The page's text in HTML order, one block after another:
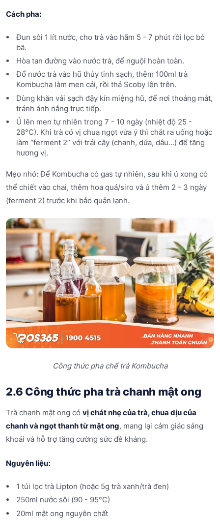
Cách pha:
Đun sôi 1 lít nước, cho trà vào hãm 5 - 7 phút rồi lọc bỏ
bã.
Hòa tan đường vào nước trà, để nguội hoàn toàn.
Đổ nước trà vào hũ thủy tinh sạch, thêm 100ml trà
Kombucha làm men cái, rồi thả Scoby lên trên.
Dùng khăn vải sạch đậy kín miệng hũ, để nơi thoáng mát,
tránh ánh nắng trực tiếp.
Ủ lên men tự nhiên trong 7 - 10 ngày (nhiệt độ 25 -
28°C). Khi trà có vị chua ngọt vừa ý thì chắt ra uống hoặc
làm “ferment 2” với trái cây (chanh, dứa, dâu…) để tăng
hương vị.
Mẹo nhỏ: Để Kombucha có gas tự nhiên, sau khi ủ xong có
thể chiết vào chai, thêm hoa quả/siro và ủ thêm 2 - 3 ngày
(ferment 2) trước khi bảo quản lạnh.
Công thức pha chế trà Kombucha
2.6 Công thức pha trà chanh mật ong
Trà chanh mật ong có vị chát nhẹ của trà, chua dịu của
chanh và ngọt thanh từ mật ong, mang lại cảm giác sảng
khoái và hỗ trợ tăng cường sức đề kháng.
Nguyên liệu:
1 túi lọc trà Lipton (hoặc 5g trà xanh/trà đen)
250ml nước sôi (90 - 95°C)
20ml mật ong nguyên chất